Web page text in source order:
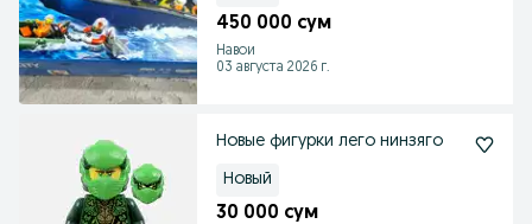
450 000 сум
Навои
03 августа 2026 г.
Новые фигурки лего нинзяго
Новый
30 000 сум